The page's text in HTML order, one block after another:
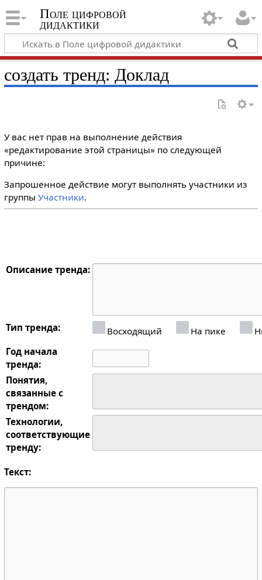
Поле цифровой
дидактики
создать тренд: Доклад
У вас нет прав на выполнение действия
«редактирование этой страницы» по следующей
причине:
Запрошенное действие могут выполнять участники из
группы Участники.
Описание тренда:
Тип тренда: Восходящий На пике
Год начала
тренда:
Понятия,
связанные с
трендом:
Технологии,
соответствующие
тренду:
Текст: